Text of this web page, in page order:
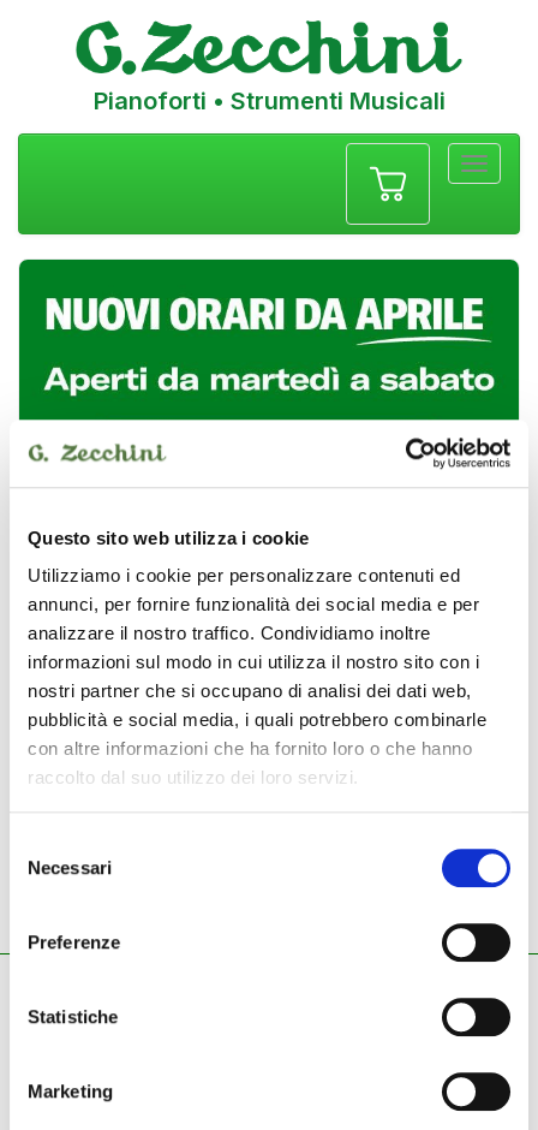
Questo sito web utilizza i cookie
Utilizziamo i cookie per personalizzare contenuti ed
annunci, per fornire funzionalità dei social media e per
analizzare il nostro traffico. Condividiamo inoltre
informazioni sul modo in cui utilizza il nostro sito con i
nostri partner che si occupano di analisi dei dati web,
pubblicità e social media, i quali potrebbero combinarle
con altre informazioni che ha fornito loro o che hanno
raccolto dal suo utilizzo dei loro servizi.
delNecessari
Preferenze
Statistiche
Marketing
Pianoforti • Strumenti Musicali
NUOVO USATO
Strumenti nuovi Dreamaker amps testata per chitarra
Dreamaker amps -
testata per chitarra
Pianoforti - Strumenti musicali
email pec: